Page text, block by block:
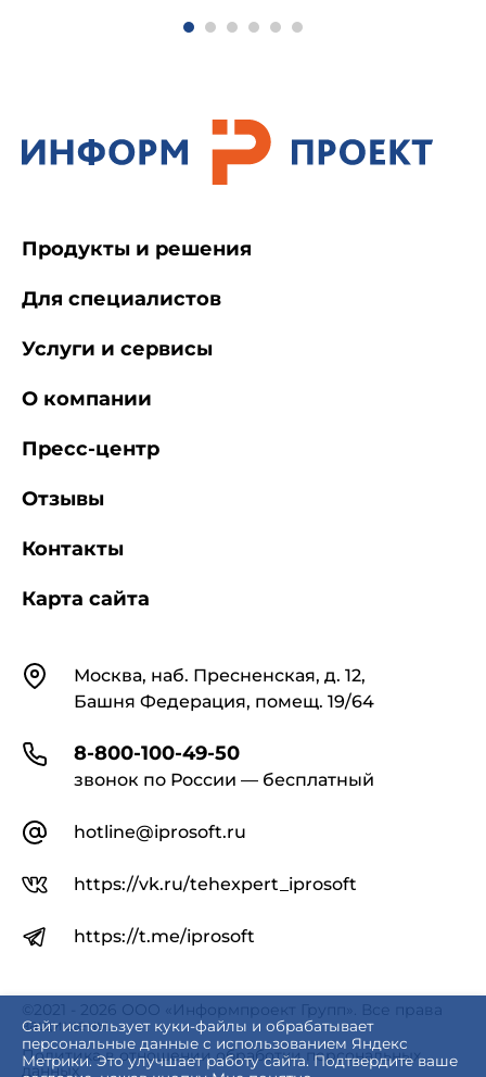
Сайт использует куки-файлы и обрабатывает
персональные данные с использованием Яндекс
Метрики. Это улучшает работу сайта. Подтвердите ваше
КонтактыМосква, наб. Пресненская, д. 12,
Башня Федерация, помещ. 19/64
8-800-100-49-50
звонок по России — бесплатный
hotline@iprosoft.ru
https://vk.ru/tehexpert_iprosoft
https://t.me/iprosoft
Продукты и решения
Для специалистов
Услуги и сервисы
О компании
Пресс-центр
Отзывы
Контакты
Карта сайта
©2021 - 2026 ООО «Информпроект Групп». Все права
защищены.
Политика в отношении обработки персональных
данных